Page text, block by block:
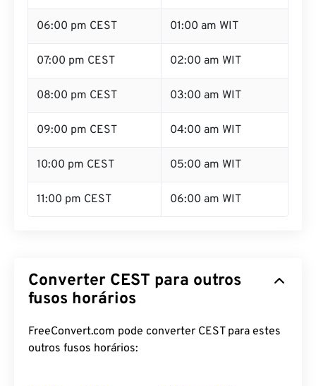
06:00 pm CEST 01:00 am WIT
07:00 pm CEST 02:00 am WIT
08:00 pm CEST 03:00 am WIT
09:00 pm CEST 04:00 am WIT
10:00 pm CEST 05:00 am WIT
11:00 pm CEST 06:00 am WIT
Converter CEST para outros
fusos horários
FreeConvert.com pode converter CEST para estes
outros fusos horários: